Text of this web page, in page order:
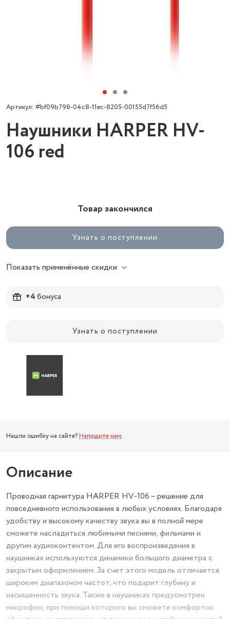
Артикул: #bf09b798-04c8-11ec-8205-00155d7f56d5
Наушники HARPER HV-
106 red
Товар закончился
Узнать о поступлении
Показать применённые скидки
+4бонуса
Узнать о поступлении
Нашли ошибку на сайте? Напишите нам.
Описание
Проводная гарнитура HARPER HV-106 – решение для
повседневного использования в любых условиях. Благодаря
удобству и высокому качеству звука вы в полной мере
сможете насладиться любимыми песнями, фильмами и
другим аудиоконтентом. Для его воспроизведения в
наушниках используются динамики большого диаметра с
закрытым оформлением. За счет этого модель отличается
широким диапазоном частот, что подарит глубину и
насыщенность звука. Также в наушниках предусмотрен
микрофон, при помощи которого вы сможете комфортно